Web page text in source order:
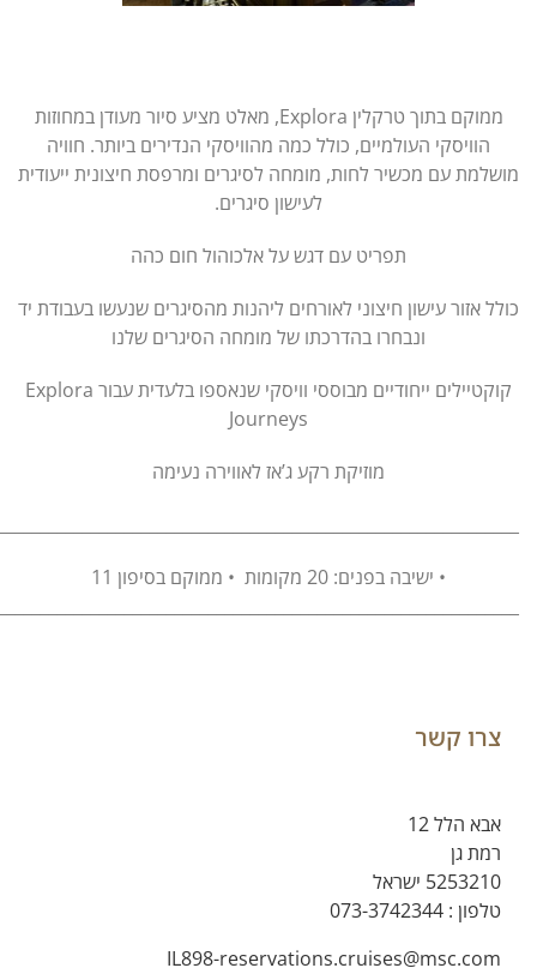
ממוקם בתוך טרקלין Explora, מאלט מציע סיור מעודן במחוזות
הוויסקי העולמיים, כולל כמה מהוויסקי הנדירים ביותר. חוויה
מושלמת עם מכשיר לחות, מומחה לסיגרים ומרפסת חיצונית ייעודית
לעישון סיגרים.
תפריט עם דגש על אלכוהול חום כהה
כולל אזור עישון חיצוני לאורחים ליהנות מהסיגרים שנעשו בעבודת יד
ונבחרו בהדרכתו של מומחה הסיגרים שלנו
קוקטיילים ייחודיים מבוססי וויסקי שנאספו בלעדית עבור Explora
Journeys
מוזיקת ​​רקע ג’אז לאווירה נעימה
• ישיבה בפנים: 20 מקומות • ממוקם בסיפון 11
צרו קשר
אבא הלל 12
רמת גן
5253210 ישראל
טלפון : 073-3742344
IL898-reservations.cruises@msc.com